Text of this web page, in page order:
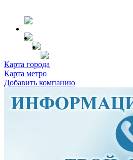
Карта города
Карта метро
Добавить компанию